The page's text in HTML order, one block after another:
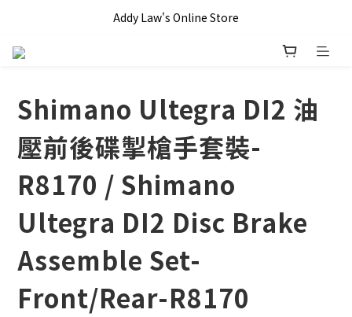
全單滿 HKD$1000 即享本地免運費優惠!!
Addy Law's Online Store
Shimano Ultegra DI2 油
壓前後碟掣槍手套裝-
R8170 / Shimano
Ultegra DI2 Disc Brake
Assemble Set-
Front/Rear-R8170